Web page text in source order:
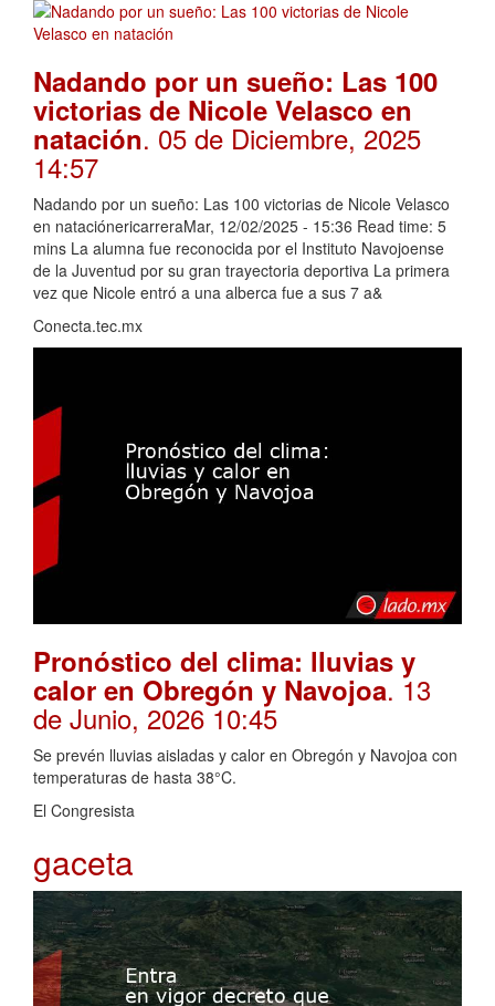
Nadando por un sueño: Las 100
victorias de Nicole Velasco en
natación. 05 de Diciembre, 2025
14:57
Nadando por un sueño: Las 100 victorias de Nicole Velasco
en nataciónericarreraMar, 12/02/2025 - 15:36 Read time: 5
mins La alumna fue reconocida por el Instituto Navojoense
de la Juventud por su gran trayectoria deportiva La primera
vez que Nicole entró a una alberca fue a sus 7 a&
Conecta.tec.mx
Pronóstico del clima: lluvias y
calor en Obregón y Navojoa. 13
de Junio, 2026 10:45
Se prevén lluvias aisladas y calor en Obregón y Navojoa con
temperaturas de hasta 38°C.
El Congresista
gaceta